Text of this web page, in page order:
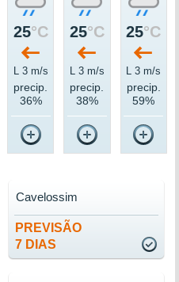
25°C
L 3 m/s
precip.
36%
25°C
L 3 m/s
precip.
38%
25°C
L 3 m/s
precip.
59%
PREVISÃO
7 DIAS
Cavelossim